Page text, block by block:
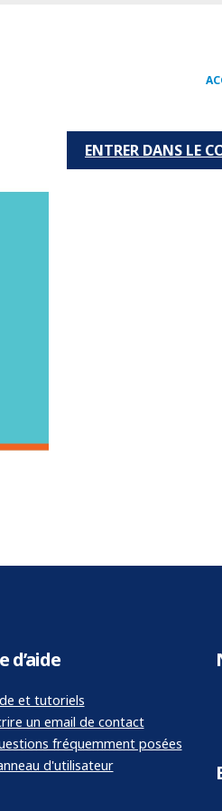
ENTRER DANS LE
d’aide
et tutoriels
un email de contact
fréquemment posées
d'utilisateur